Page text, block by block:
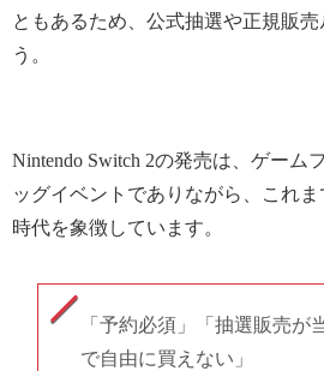
ともあるため、公式抽選や正規販
う。
Nintendo Switch 2の発売は、ゲーム
ッグイベントでありながら、これ
時代を象徴しています。
「予約必須」「抽選販売が
で自由に買えない」